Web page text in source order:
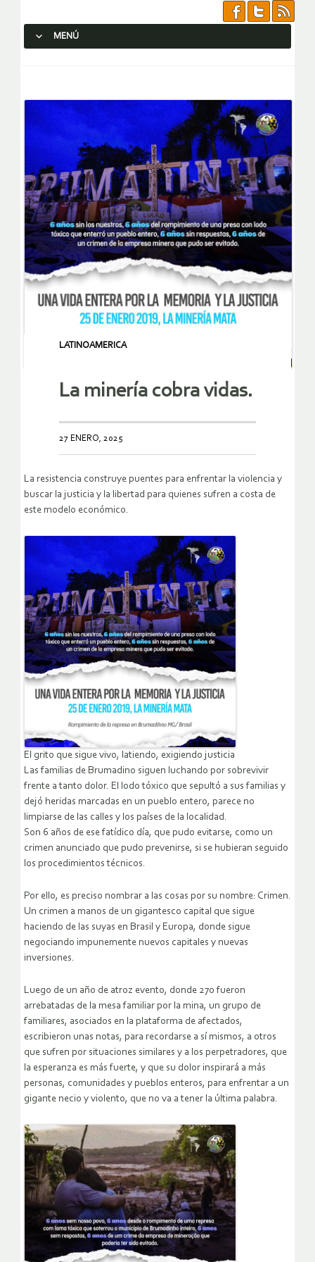
MENÚ
LATINOAMERICA
La minería cobra vidas.
27 ENERO, 2025
La resistencia construye puentes para enfrentar la violencia y
buscar la justicia y la libertad para quienes sufren a costa de
este modelo económico.
El grito que sigue vivo, latiendo, exigiendo justicia
Las familias de Brumadino siguen luchando por sobrevivir
frente a tanto dolor. El lodo tóxico que sepultó a sus familias y
dejó heridas marcadas en un pueblo entero, parece no
limpiarse de las calles y los países de la localidad.
Son 6 años de ese fatídico día, que pudo evitarse, como un
crimen anunciado que pudo prevenirse, si se hubieran seguido
los procedimientos técnicos.
Por ello, es preciso nombrar a las cosas por su nombre: Crimen.
Un crimen a manos de un gigantesco capital que sigue
haciendo de las suyas en Brasil y Europa, donde sigue
negociando impunemente nuevos capitales y nuevas
inversiones.
Luego de un año de atroz evento, donde 270 fueron
arrebatadas de la mesa familiar por la mina, un grupo de
familiares, asociados en la plataforma de afectados,
escribieron unas notas, para recordarse a sí mismos, a otros
que sufren por situaciones similares y a los perpetradores, que
la esperanza es más fuerte, y que su dolor inspirará a más
personas, comunidades y pueblos enteros, para enfrentar a un
gigante necio y violento, que no va a tener la última palabra.